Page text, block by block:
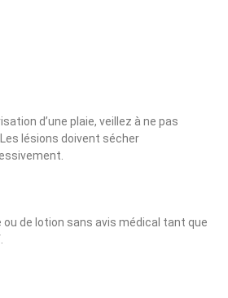
d’une plaie, veillez à ne pas
lésions doivent sécher
ou de lotion sans avis médical tant que